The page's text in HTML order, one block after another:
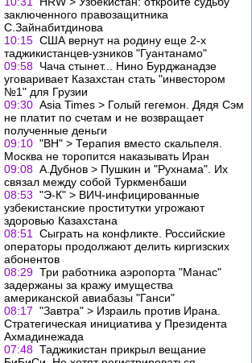
заключенного правозащитника
С.Зайнабитдинова
10:15 США вернут на родину еще 2-х
таджикистанцев-узников "Гуантанамо"
09:58 Чача стынет... Нино Бурджанадзе
уговаривает Казахстан стать "инвестором
№1" для Грузии
09:30 Asia Times > Голый гегемон. Дядя Сэм
не платит по счетам и не возвращает
полученные деньги
09:10 "ВН" > Терапия вместо скальпеля.
Москва не торопится наказывать Иран
09:08 А.Дубнов > Пушкин и "Рухнама". Их
связал между собой Туркменбаши
08:53 "Э-К" > ВИЧ-инфицированные
узбекистанские проститутки угрожают
здоровью Казахстана
08:51
Сыграть на конфликте. Российские
операторы продолжают делить киргизских
абонентов
08:29 Три работника аэропорта "Манас"
задержаны за кражу имущества
американской авиабазы "Ганси"
08:17 "Завтра" > Израиль против Ирана.
Стратегическая инициатива у Президента
Ахмадинежада
07:48 Таджикистан прикрыл вещание